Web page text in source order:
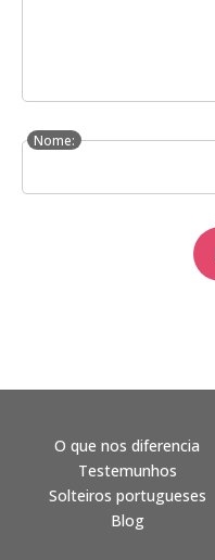
Nome:
O que nos diferencia
Testemunhos
Solteiros portugueses
Blog